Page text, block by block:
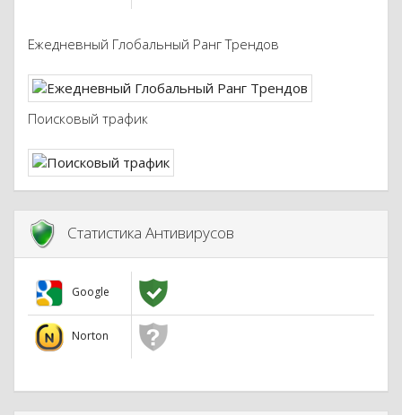
Ежедневный Глобальный Ранг Трендов
Поисковый трафик
Статистика Антивирусов
Google
Norton